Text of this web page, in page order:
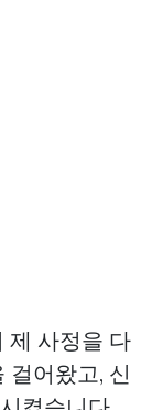
제 사정을 다
걸어왔고, 신